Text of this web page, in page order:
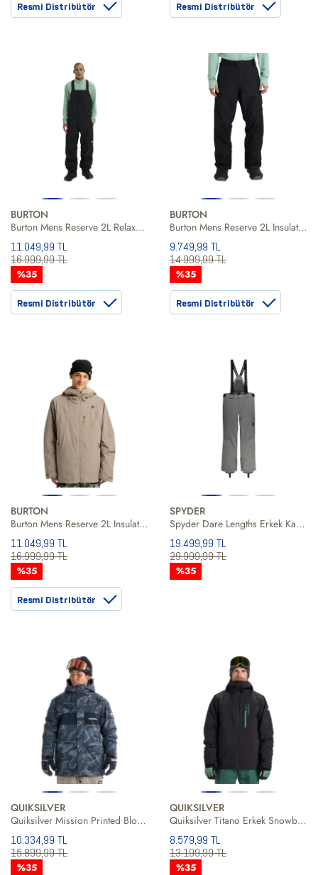
Resmi Distribütör Resmi Distribütör
BURTON
Burton Mens Reserve 2L Relaxed Bib Erkek Siyah Snowboard Pantolonu
11.049,99 TL
16.999,99 TL
%35
Resmi Distribütör
BURTON
Burton Mens Reserve 2L Insulated Erkek Siyah Snowboard Pantolonu
9.749,99 TL
14.999,99 TL
%35
Resmi Distribütör
BURTON
Burton Mens Reserve 2L Insulated Erkek Kahverengi Snowboard Ceketi
11.049,99 TL
16.999,99 TL
%35
Resmi Distribütör
SPYDER
Spyder Dare Lengths Erkek Kayak Pantolonu
19.499,99 TL
29.999,99 TL
%35
QUIKSILVER
Quiksilver Mission Printed Block Erkek Snowboard Ceketi
10.334,99 TL
15.899,99 TL
%35
QUIKSILVER
Quiksilver Titano Erkek Snowboard Ceketi
8.579,99 TL
13.199,99 TL
%35